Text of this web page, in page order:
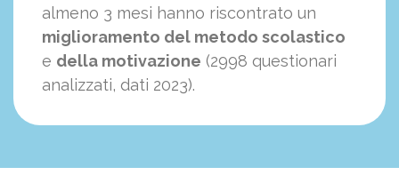
almeno 3 mesi hanno riscontrato un
miglioramento del metodo scolastico
e della motivazione (2998 questionari
analizzati, dati 2023).